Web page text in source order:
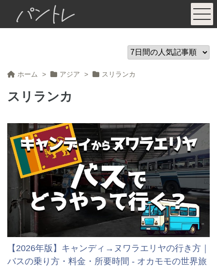
パントレ
ホーム > アジア > スリランカ
スリランカ
【2026年版】キャンディ→ヌワラエリヤの行き方｜
バスの乗り方・料金・所要時間 - オカモモの世界旅